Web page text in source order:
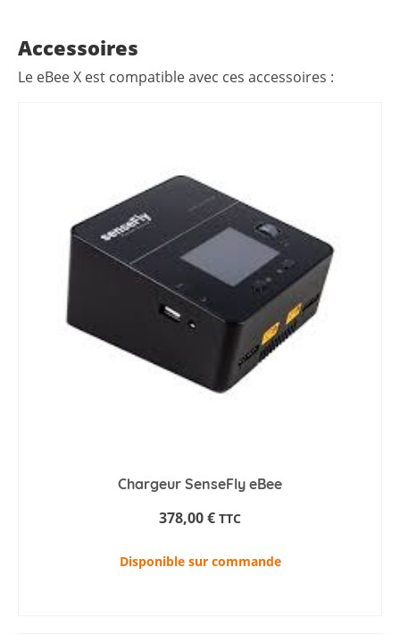
Accessoires
Le eBee X est compatible avec ces accessoires :
Chargeur SenseFly eBee
378,00€ TTC
Disponible sur commande